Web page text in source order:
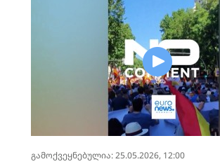
გამოქვეყნებულია: 25.05.2026, 12:00